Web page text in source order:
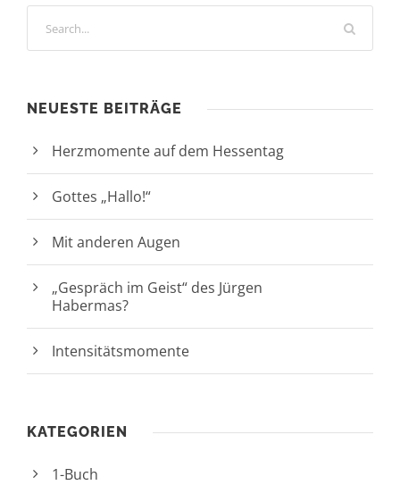
NEUESTE BEITRÄGE
Herzmomente auf dem Hessentag
Gottes „Hallo!“
Mit anderen Augen
„Gespräch im Geist“ des Jürgen
Habermas?
Intensitätsmomente
KATEGORIEN
1-Buch